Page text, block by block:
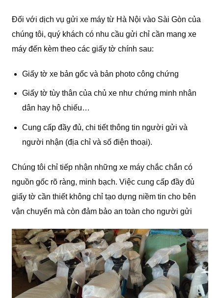
Đối với dịch vụ gửi xe máy từ Hà Nội vào Sài Gòn của
chúng tôi, quý khách có nhu cầu gửi chỉ cần mang xe
máy đến kèm theo các giấy tờ chính sau:
Giấy tờ xe bản gốc và bản photo công chứng
Giấy tờ tùy thân của chủ xe như chứng minh nhân
dân hay hộ chiếu…
Cung cấp đầy đủ, chi tiết thông tin người gửi và
người nhận (địa chỉ và số điện thoại).
Chúng tôi chỉ tiếp nhận những xe máy chắc chắn có
nguồn gốc rõ ràng, minh bạch. Việc cung cấp đầy đủ
giấy tờ cần thiết không chỉ tạo dựng niềm tin cho bên
vận chuyển mà còn đảm bảo an toàn cho người gửi